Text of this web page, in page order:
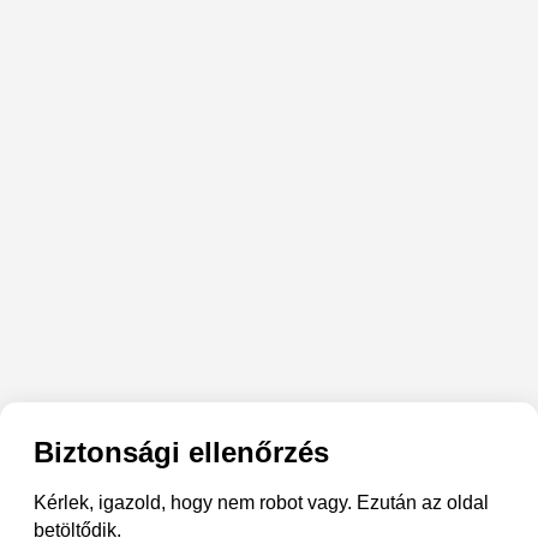
Biztonsági ellenőrzés
Kérlek, igazold, hogy nem robot vagy. Ezután az oldal
betöltődik.